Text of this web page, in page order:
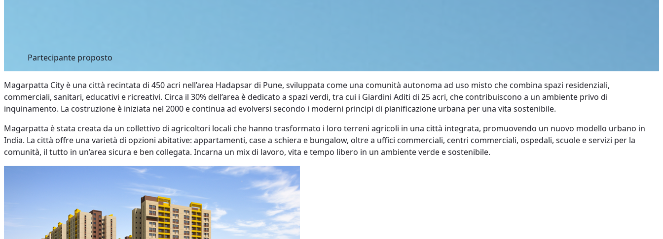
Partecipante proposto
Magarpatta City è una città recintata di 450 acri nell’area Hadapsar di Pune, sviluppata come una comunità autonoma ad uso misto che combina spazi residenziali,
commerciali, sanitari, educativi e ricreativi. Circa il 30% dell’area è dedicato a spazi verdi, tra cui i Giardini Aditi di 25 acri, che contribuiscono a un ambiente privo di
inquinamento. La costruzione è iniziata nel 2000 e continua ad evolversi secondo i moderni principi di pianificazione urbana per una vita sostenibile.
Magarpatta è stata creata da un collettivo di agricoltori locali che hanno trasformato i loro terreni agricoli in una città integrata, promuovendo un nuovo modello urbano in
India. La città offre una varietà di opzioni abitative: appartamenti, case a schiera e bungalow, oltre a uffici commerciali, centri commerciali, ospedali, scuole e servizi per la
comunità, il tutto in un’area sicura e ben collegata. Incarna un mix di lavoro, vita e tempo libero in un ambiente verde e sostenibile.